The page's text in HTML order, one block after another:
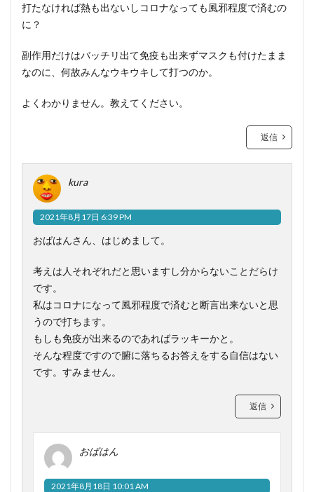
打たなければ熱も出ないしコロナなっても風邪程度で済むの
に？
副作用だけはバッチリ出て免疫も出来ずマスクも付けたまま
なのに、何故みんなウキウキして打つのか。
よくわかりません。教えてください。
返信
kura
2021年8月17日 6:39 PM
おばはんさん、はじめまして。
考えは人それぞれだと思いますし分からないことだらけ
です。
私はコロナになって風邪程度で済むと断言出来ないと思
うので打ちます。
もしも免疫が出来るのであればラッキーかと。
そんな程度ですので腑に落ちるお答えをする自信はない
です。すみません。
返信
おばはん
2021年8月18日 10:01 AM